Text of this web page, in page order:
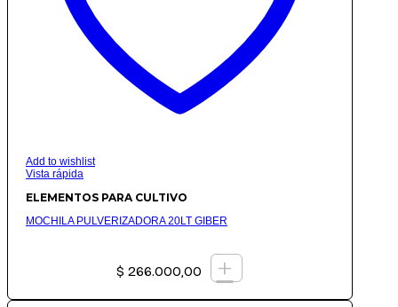
Add to wishlist
Vista rápida
ELEMENTOS PARA CULTIVO
MOCHILA PULVERIZADORA 20LT GIBER
$ 266.000,00 +